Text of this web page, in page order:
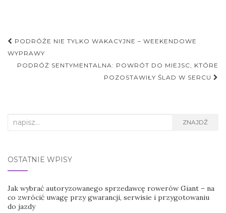
Nawigacja
postu
PODRÓŻE NIE TYLKO WAKACYJNE – WEEKENDOWE
WYPRAWY
PODRÓŻ SENTYMENTALNA: POWRÓT DO MIEJSC, KTÓRE
POZOSTAWIŁY ŚLAD W SERCU
Search
ZNAJDŹ
OSTATNIE WPISY
Jak wybrać autoryzowanego sprzedawcę rowerów Giant – na
co zwrócić uwagę przy gwarancji, serwisie i przygotowaniu
do jazdy